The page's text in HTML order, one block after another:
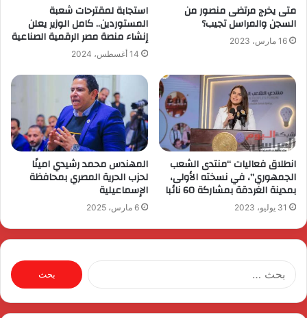
متى يخرج مرتضى منصور من
السجن والمراسل تجيب؟
16 مارس، 2023
استجابة لمقترحات شعبة
المستوردين.. كامل الوزير يعلن
إنشاء منصة مصر الرقمية الصناعية
14 أغسطس، 2024
انطلاق فعاليات “منتدى الشعب
الجمهوري”، في نسخته الأولى،
بمدينة الغردقة بمشاركة 60 نائبا
31 يوليو، 2023
المهندس محمد رشيدي امينًا
لحزب الحرية المصري بمحافظة
الإسماعيلية
6 مارس، 2025
البحث
عن: